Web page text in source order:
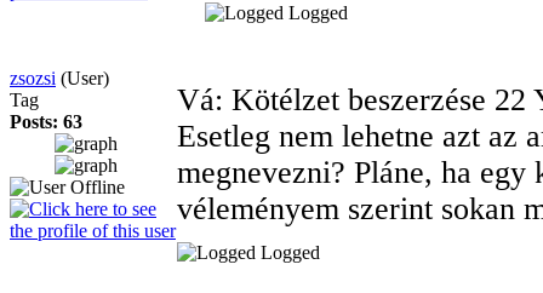
Logged
zsozsi (User)
Tag
Posts: 63
Vá: Kötélzet beszerzése 22
Esetleg nem lehetne azt az
megnevezni? Pláne, ha
véleményem szerint sokan
Logged